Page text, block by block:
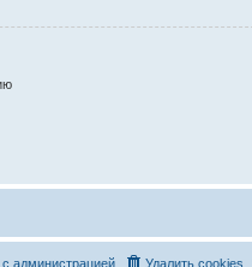
Удалить cookies
администрацией